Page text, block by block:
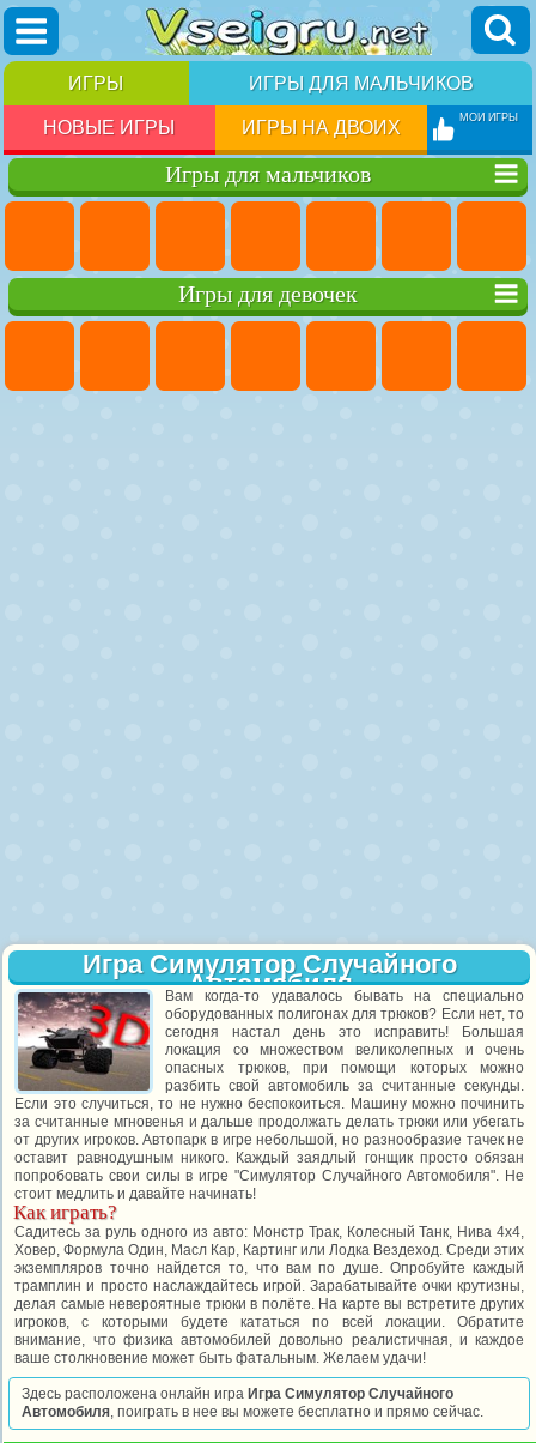
ИГРЫ ИГРЫ ДЛЯ МАЛЬЧИКОВ
НОВЫЕ ИГРЫ ИГРЫ НА ДВОИХ МОИ ИГРЫ
Игры для мальчиков
Игры для девочек
Игра Симулятор Случайного
Автомобиля
Вам когда-то удавалось бывать на специально
оборудованных полигонах для трюков? Если нет, то
сегодня настал день это исправить! Большая
локация со множеством великолепных и очень
опасных трюков, при помощи которых можно
разбить свой автомобиль за считанные секунды.
Если это случиться, то не нужно беспокоиться. Машину можно починить
за считанные мгновенья и дальше продолжать делать трюки или убегать
от других игроков. Автопарк в игре небольшой, но разнообразие тачек не
оставит равнодушным никого. Каждый заядлый гонщик просто обязан
попробовать свои силы в игре "Симулятор Случайного Автомобиля". Не
стоит медлить и давайте начинать!
Как играть?
Садитесь за руль одного из авто: Монстр Трак, Колесный Танк, Нива 4х4,
Ховер, Формула Один, Масл Кар, Картинг или Лодка Вездеход. Среди этих
экземпляров точно найдется то, что вам по душе. Опробуйте каждый
трамплин и просто наслаждайтесь игрой. Зарабатывайте очки крутизны,
делая самые невероятные трюки в полёте. На карте вы встретите других
игроков, с которыми будете кататься по всей локации. Обратите
внимание, что физика автомобилей довольно реалистичная, и каждое
ваше столкновение может быть фатальным. Желаем удачи!
Здесь расположена онлайн игра Игра Симулятор Случайного
Автомобиля, поиграть в нее вы можете бесплатно и прямо сейчас.